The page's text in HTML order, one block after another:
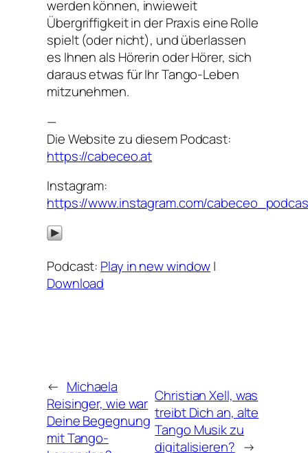
werden können, inwieweit
Übergriffigkeit in der Praxis eine Rolle
spielt (oder nicht), und überlassen
es Ihnen als Hörerin oder Hörer, sich
daraus etwas für Ihr Tango-Leben
mitzunehmen.
—
Die Website zu diesem Podcast:
https://cabeceo.at
Instagram:
https://www.instagram.com/
Podcast: Play in new window|
Download
← Michaela
Reisinger, wie war
Deine Begegnung
mit Tango-
Christian Xell, was
treibt Dich an, alte
Tango Musik zu
digitalisieren? →